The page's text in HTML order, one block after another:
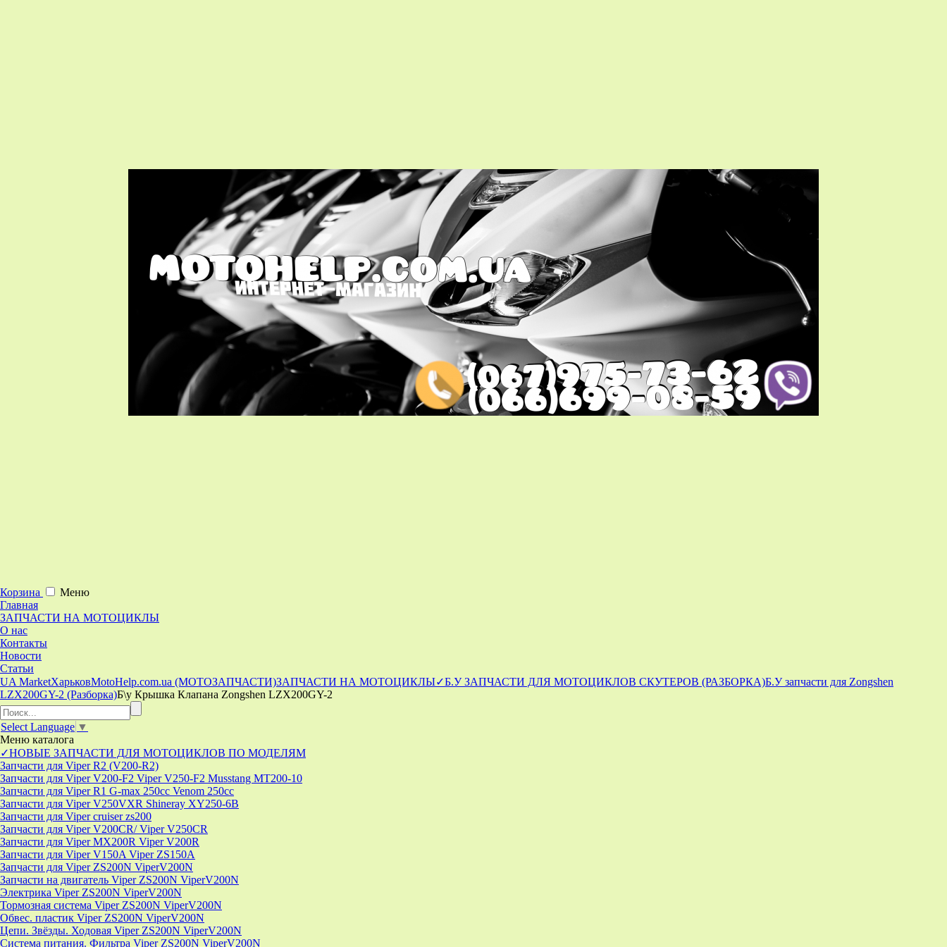
Корзина
Меню
Главная
ЗАПЧАСТИ НА МОТОЦИКЛЫ
О нас
Контакты
Новости
Статьи
UA MarketХарьковMotoHelp.com.ua (МОТОЗАПЧАСТИ)ЗАПЧАСТИ НА МОТОЦИКЛЫ✓Б.У ЗАПЧАСТИ ДЛЯ МОТОЦИКЛОВ СКУТЕРОВ (РАЗБОРКА)Б.У запчасти для Zongshen
LZX200GY-2 (Разборка)Б\у Крышка Клапана Zongshen LZX200GY-2
Select Language ▼
Меню каталога
✓НОВЫЕ ЗАПЧАСТИ ДЛЯ МОТОЦИКЛОВ ПО МОДЕЛЯМ
Запчасти для Viper R2 (V200-R2)
Запчасти для Viper V200-F2 Viper V250-F2 Musstang MT200-10
Запчасти для Viper R1 G-max 250cc Venom 250cc
Запчасти для Viper V250VXR Shineray XY250-6B
Запчасти для Viper cruiser zs200
Запчасти для Viper V200CR/ Viper V250CR
Запчасти для Viper MX200R Viper V200R
Запчасти для Viper V150A Viper ZS150A
Запчасти для Viper ZS200N ViperV200N
Запчасти на двигатель Viper ZS200N ViperV200N
Электрика Viper ZS200N ViperV200N
Тормозная система Viper ZS200N ViperV200N
Обвес. пластик Viper ZS200N ViperV200N
Цепи. Звёзды. Ходовая Viper ZS200N ViperV200N
Система питания. Фильтра Viper ZS200N ViperV200N